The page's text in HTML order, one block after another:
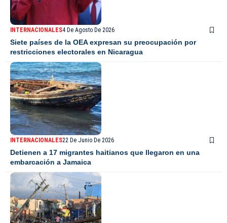
INTERNACIONALES4 De Agosto De 2026
Siete países de la OEA expresan su preocupación por
restricciones electorales en Nicaragua
INTERNACIONALES22 De Junio De 2026
Detienen a 17 migrantes haitianos que llegaron en una
embarcación a Jamaica